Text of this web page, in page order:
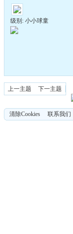
级别: 小小球童
上一主题
下一主题
清除Cookies 联系我们